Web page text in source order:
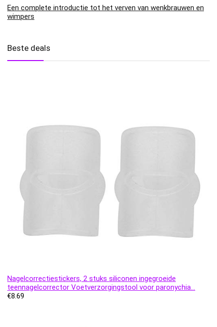
Een complete introductie tot het verven van wenkbrauwen en
wimpers
Beste deals
Nagelcorrectiestickers, 2 stuks siliconen ingegroeide
teennagelcorrector Voetverzorgingstool voor paronychia…
€8.69